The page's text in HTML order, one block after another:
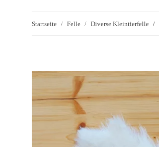
Startseite Felle Diverse Kleintierfelle